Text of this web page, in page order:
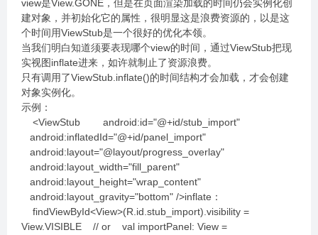
view是View.GONE，但是在页面渲染加载的时间仍会实例化创
建对象，并初始化它的属性，很明显这是浪费资源的，以是这
个时间用ViewStub是一个很好的优化本领。
当我们明白知道须要表现哪个view的时间，通过ViewStub把现
实视图inflate进来，如许就制止了资源浪费。
只有调用了ViewStub.inflate()的时间结构才会加载，才会创建
对象实例化。
示例：
<ViewStub android:id="@+id/stub_import"
android:inflatedId="@+id/panel_import"
android:layout="@layout/progress_overlay"
android:layout_width="fill_parent"
android:layout_height="wrap_content"
android:layout_gravity="bottom" />inflate：
findViewById<View>(R.id.stub_import).visibility =
View.VISIBLE // or val importPanel: View =